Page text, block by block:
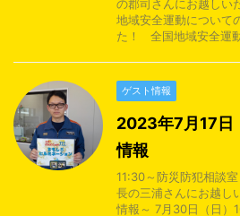
の郡司さんにお越しい
地域安全運動について
た！ 全国地域安全運
ゲスト情報
2023年7月17
情報
11:30～防災防犯相談
長の三浦さんにお越し
情報～ 7月30日（日）